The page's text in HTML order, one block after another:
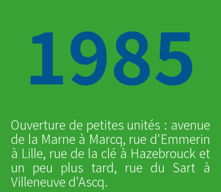
1985
Ouverture de petites unités : avenue
de la Marne à Marcq, rue d'Emmerin
à Lille, rue de la clé à Hazebrouck et
un peu plus tard, rue du Sart à
Villeneuve d'Ascq.